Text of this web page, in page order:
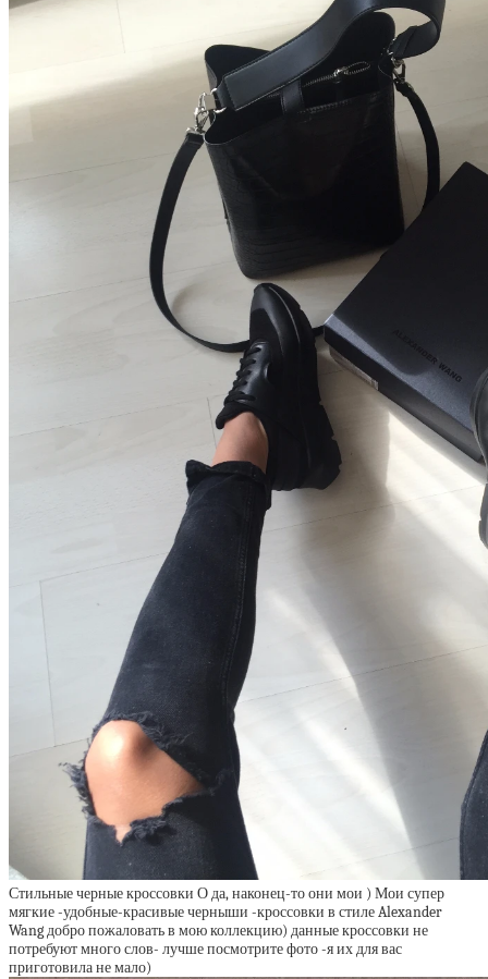
Стильные черные кроссовки О да, наконец-то они мои ) Мои супер
мягкие -удобные-красивые черныши -кроссовки в стиле Alexander
Wang добро пожаловать в мою коллекцию) данные кроссовки не
потребуют много слов- лучше посмотрите фото -я их для вас
приготовила не мало)